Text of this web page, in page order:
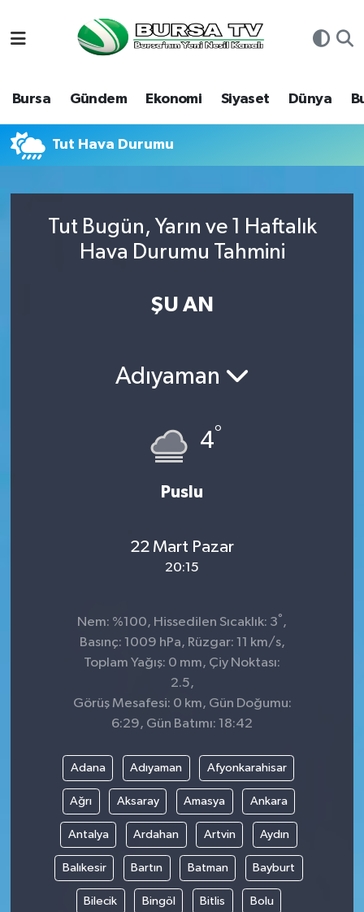
Bursa Gündem Ekonomi Siyaset Dünya
Tut Hava Durumu
Tut Bugün, Yarın ve 1 Haftalık
Hava Durumu Tahmini
ŞU AN
Adıyaman
4°
Puslu
22 Mart Pazar
20:15
Nem: %100, Hissedilen Sıcaklık: 3° ,
Basınç: 1009 hPa, Rüzgar: 11 km/s,
Toplam Yağış: 0 mm, Çiy Noktası:
2.5,
Görüş Mesafesi: 0 km, Gün Doğumu:
6:29, Gün Batımı: 18:42
Adana Adıyaman Afyonkarahisar
Ağrı Aksaray Amasya Ankara
Antalya Ardahan Artvin Aydın
Balıkesir Bartın Batman Bayburt
Bilecik Bingöl Bitlis Bolu
Bursa
Dünya
Ekonomi
Hava Durumu
Namaz Vakitleri
Süper Lig Puan Durumu ve Fikstür
Son Dakika Haberleri